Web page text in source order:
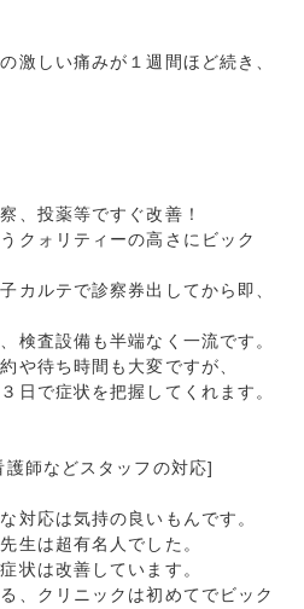
激しい痛みが１週間ほど続き、
、投薬等ですぐ改善！
クォリティーの高さにビック
カルテで診察券出してから即、
検査設備も半端なく一流です。
や待ち時間も大変ですが、
日で症状を把握してくれます。
師などスタッフの対応]
対応は気持の良いもんです。
生は超有名人でした。
状は改善しています。
、クリニックは初めてでビック